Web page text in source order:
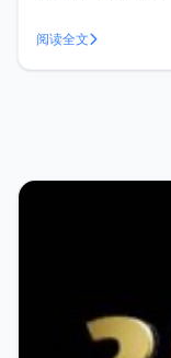
实用的小方法，和
该差不多，假设你
阅读全文